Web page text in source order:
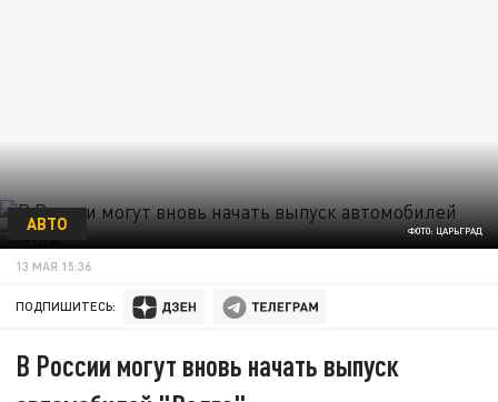
ФОТО: ЦАРЬГРАД
АВТО
13 МАЯ 15:36
ПОДПИШИТЕСЬ:
В России могут вновь начать выпуск